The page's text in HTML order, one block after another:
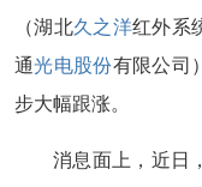
（湖北久之洋红外系
通光电股份有限公司
步大幅跟涨。
消息面上，近日，